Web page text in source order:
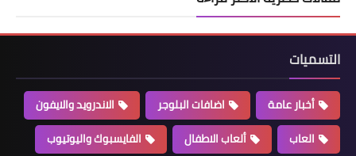
التسميات
أخبار عامة اضافات البلوجر
الاندرويد والايفون
العاب
ألعاب الاطفال
الفايسبوك واليوتيوب